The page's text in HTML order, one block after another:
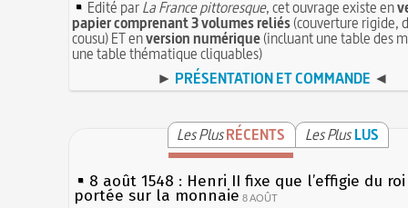
Édité parLa France pittoresque, cet ouvrage existe en
papier comprenant 3 volumes reliés(couverture rigide,
cousu) ET enversion numérique(incluant une table des
une table thématique cliquables)
► PRÉSENTATION ET COMMANDE ◄
Les PlusRÉCENTS Les Plus LUS
8 août 1548 : Henri II fixe que l’effigie du
portée sur la monnaie 8 AOÛT